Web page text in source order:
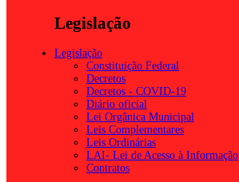
Legislação
Legislação
Constituição Federal
Decretos
Decretos - COVID-19
Diário oficial
Lei Orgânica Municipal
Leis Complementares
Leis Ordinárias
LAI- Lei de Acesso à Informação
Contratos